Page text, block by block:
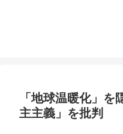
「地球温暖化」
主主義」を批判